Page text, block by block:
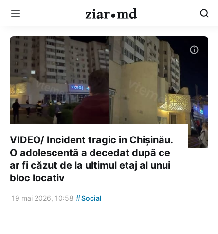
VIDEO/ Incident tragic în Chișinău.
O adolescentă a decedat după ce
ar fi căzut de la ultimul etaj al unui
bloc locativ
19 mai 2026, 10:58 #Social